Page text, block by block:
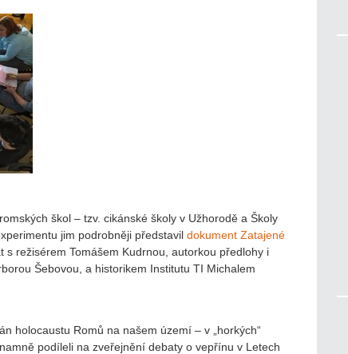
škol – tzv. cikánské školy v Užhorodě a Školy
jim podrobněji představil dokument Zatajené
s režisérem Tomášem Kudrnou, autorkou předlohy i
Šebovou, a historikem Institutu TI Michalem
holocaustu Romů na našem území – v „horkých“
podíleli na zveřejnění debaty o vepřínu v Letech